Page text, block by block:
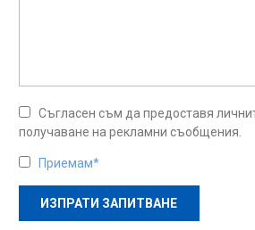
Съгласен съм да предоставя
получаване на рекламни съобщения.
Приемам*